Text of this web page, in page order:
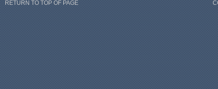
RETURN TO TOP OF PAGE